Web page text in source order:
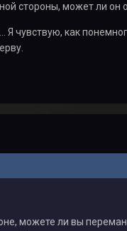
стороны, может ли он
чувствую, как
можете ли вы